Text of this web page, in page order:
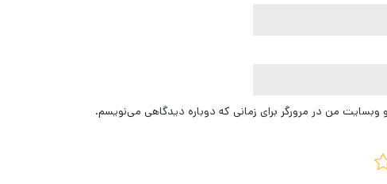
وبسایت من در مرورگر برای زمانی که دوباره دیدگاهی می‌نویسم.